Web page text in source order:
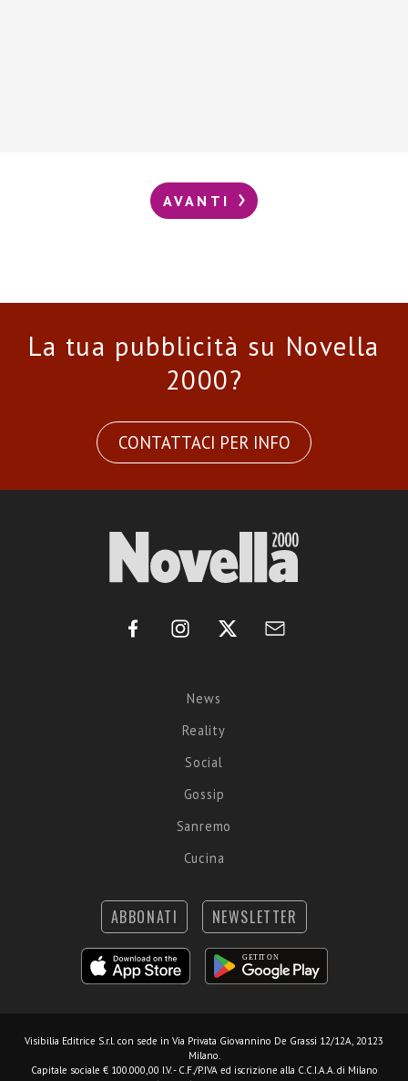
AVANTI
La tua pubblicità su Novella
2000?
CONTATTACI PER INFO
News
Reality
Social
Gossip
Sanremo
Cucina
ABBONATI NEWSLETTER
Visibilia Editrice S.r.l. con sede in Via Privata Giovannino De Grassi 12/12A, 20123
Milano.
Capitale sociale € 100.000,00 I.V. - C.F./P.IVA ed iscrizione alla C.C.I.A.A. di Milano